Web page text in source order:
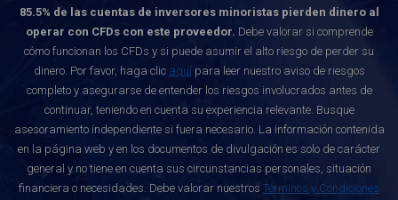
85.5% de las cuentas de inversores minoristas pierden dinero al
operar con CFDs con este proveedor. Debe valorar si comprende
cómo funcionan los CFDs y si puede asumir el alto riesgo de perder su
dinero. Por favor, haga clic aquípara leer nuestro aviso de riesgos
completo y asegurarse de entender los riesgos involucrados antes de
continuar, teniendo en cuenta su experiencia relevante. Busque
asesoramiento independiente si fuera necesario. La información contenida
en la página web y en los documentos de divulgación es solo de carácter
general y no tiene en cuenta sus circunstancias personales, situación
financiera o necesidades. Debe valorar nuestros Términos y Condiciones